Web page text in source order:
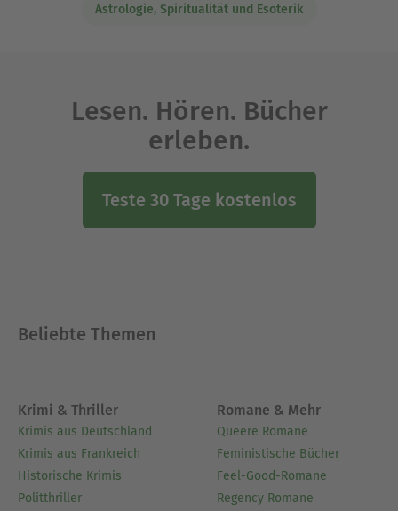
Astrologie, Spiritualität und Esoterik
Lesen. Hören. Bücher
erleben.
Teste 30 Tage kostenlos
Beliebte Themen
Krimi & Thriller
Krimis aus Deutschland
Krimis aus Frankreich
Historische Krimis
Politthriller
Romane & Mehr
Queere Romane
Feministische Bücher
Feel-Good-Romane
Regency Romane